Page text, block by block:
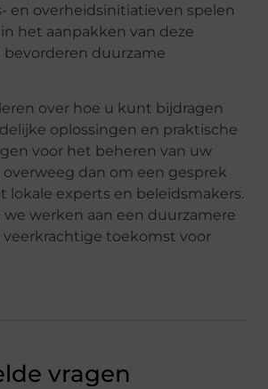
en overheidsinitiatieven spelen
het aanpakken van deze
duurzame
over hoe u kunt bijdragen
oplossingen en praktische
voor het beheren van uw
dan om een gesprek
lokale experts en beleidsmakers.
werken aan een duurzamere
toekomst voor
vragen